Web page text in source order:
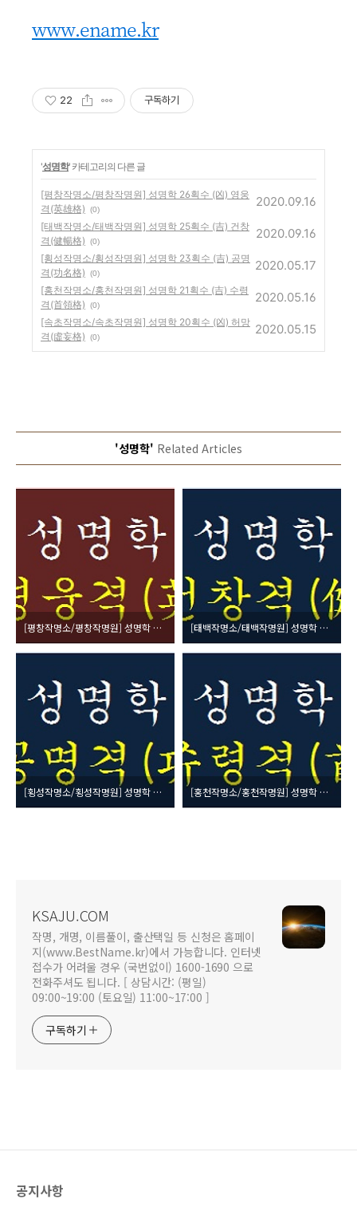
www.ename.kr
22 구독하기
'성명학' 카테고리의 다른 글
[평창작명소/평창작명원] 성명학 26획수 (凶) 영웅
격(英雄格)
(0)
2020.09.16
[태백작명소/태백작명원] 성명학 25획수 (吉) 건창
격(健暢格)
(0)
2020.09.16
[횡성작명소/횡성작명원] 성명학 23획수 (吉) 공명
격(功名格)
(0)
2020.05.17
[홍천작명소/홍천작명원] 성명학 21획수 (吉) 수령
격(首領格)
(0)
2020.05.16
[속초작명소/속초작명원] 성명학 20획수 (凶) 허망
격(虛妄格)
(0)
2020.05.15
'성명학' Related Articles
[평창작명소/평창작명원] 성명학 26획수 (凶) 영웅격(英雄格) [태백작명소/태백작명원] 성명학 25획수 (吉) 건창격(健暢格)
[횡성작명소/횡성작명원] 성명학 23획수 (吉) 공명격(功名格) [홍천작명소/홍천작명원] 성명학 21획수 (吉) 수령격(首領格)
KSAJU.COM
작명, 개명, 이름풀이, 출산택일 등 신청은 홈페이
지(www.BestName.kr)에서 가능합니다. 인터넷
접수가 어려울 경우 (국번없이) 1600-1690 으로
전화주셔도 됩니다. [ 상담시간: (평일)
09:00~19:00 (토요일) 11:00~17:00 ]
구독하기
공지사항